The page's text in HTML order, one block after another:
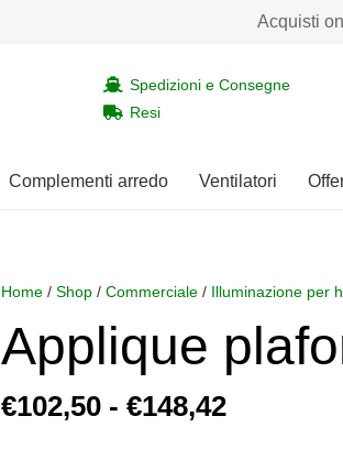
Acquisti
Spedizioni e Consegne
Resi
Complementi arredo Ventilatori
Home /Shop /Commerciale / Illuminazione per
Applique
€102,50 - €148,42Fascia